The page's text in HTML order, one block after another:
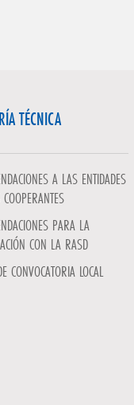
TÉCNICA
A LAS ENTIDADES
COOPERANTES
PARA LA
CON LA RASD
CONVOCATORIA LOCAL